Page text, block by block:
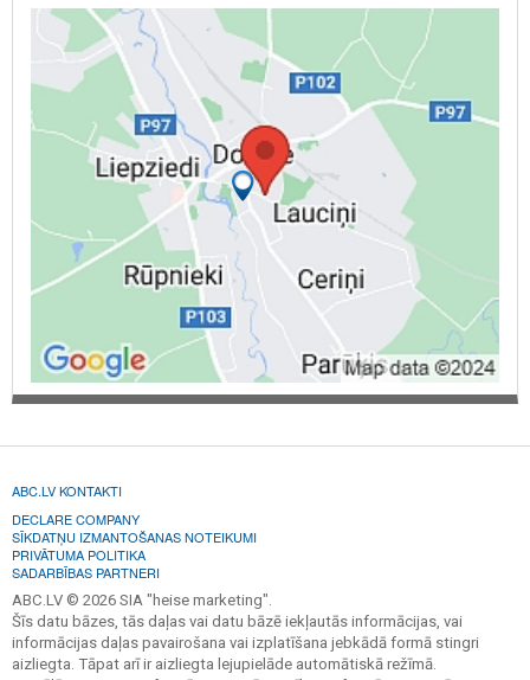
ABC.LV KONTAKTI
DECLARE COMPANY
SĪKDATŅU IZMANTOŠANAS NOTEIKUMI
PRIVĀTUMA POLITIKA
SADARBĪBAS PARTNERI
ABC.LV © 2026 SIA "heise marketing".
Šīs datu bāzes, tās daļas vai datu bāzē iekļautās informācijas, vai
informācijas daļas pavairošana vai izplatīšana jebkādā formā stingri
aizliegta. Tāpat arī ir aizliegta lejupielāde automātiskā režīmā.